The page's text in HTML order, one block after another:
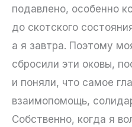
подавлено, особенно
до скотского
а я завтра. Поэтому
сбросили эти оковы,
и поняли, что самое
взаимопомощь,
Собственно, когда я